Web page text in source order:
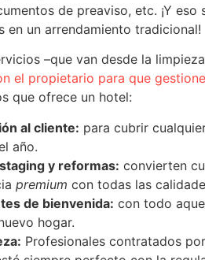
de preaviso, etc. ¡Y
en un arrendamiento tradicional!
–que van desde la
el propietario para que
que ofrece un hotel:
al cliente: para cubrir
año.
y reformas: convierten
premium con todas las
de bienvenida: con todo
hogar.
Profesionales contratados